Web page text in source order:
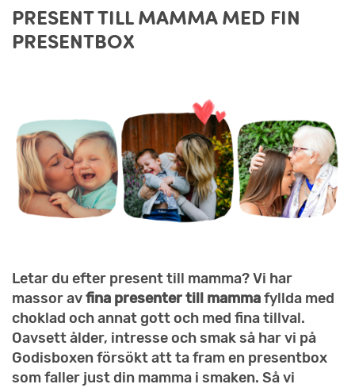
PRESENT TILL MAMMA MED FIN
PRESENTBOX
Letar du efter present till mamma? Vi har
massor avfina presenter till mammafyllda med
choklad och annat gott och med fina tillval.
Oavsett ålder, intresse och smak så har vi på
Godisboxen försökt att ta fram en presentbox
som faller just din mamma i smaken. Så vi